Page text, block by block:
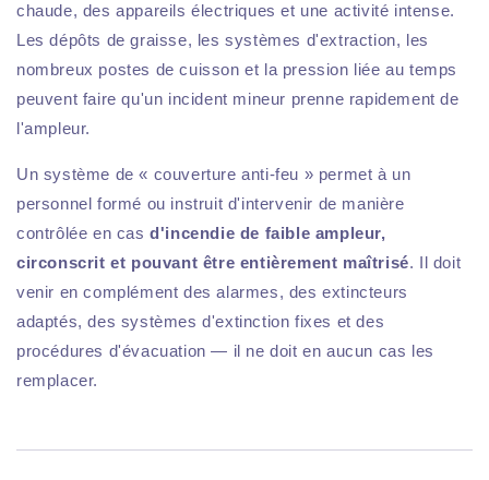
chaude, des appareils électriques et une activité intense.
Les dépôts de graisse, les systèmes d'extraction, les
nombreux postes de cuisson et la pression liée au temps
peuvent faire qu'un incident mineur prenne rapidement de
l'ampleur.
Un système de « couverture anti-feu » permet à un
personnel formé ou instruit d'intervenir de manière
contrôlée en casd'incendie de faible ampleur,
circonscrit et pouvant être entièrement maîtrisé. Il doit
venir en complément des alarmes, des extincteurs
adaptés, des systèmes d'extinction fixes et des
procédures d'évacuation — il ne doit en aucun cas les
remplacer.